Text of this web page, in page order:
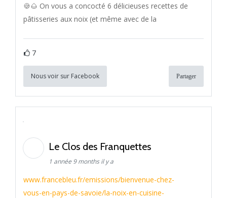
🍪🌰 On vous a concocté 6 délicieuses recettes de
pâtisseries aux noix (et même avec de la
7
Nous voir sur Facebook Partager
Le Clos des Franquettes
1 année 9 months il y a
www.francebleu.fr/emissions/bienvenue-chez-
vous-en-pays-de-savoie/la-noix-en-cuisine-